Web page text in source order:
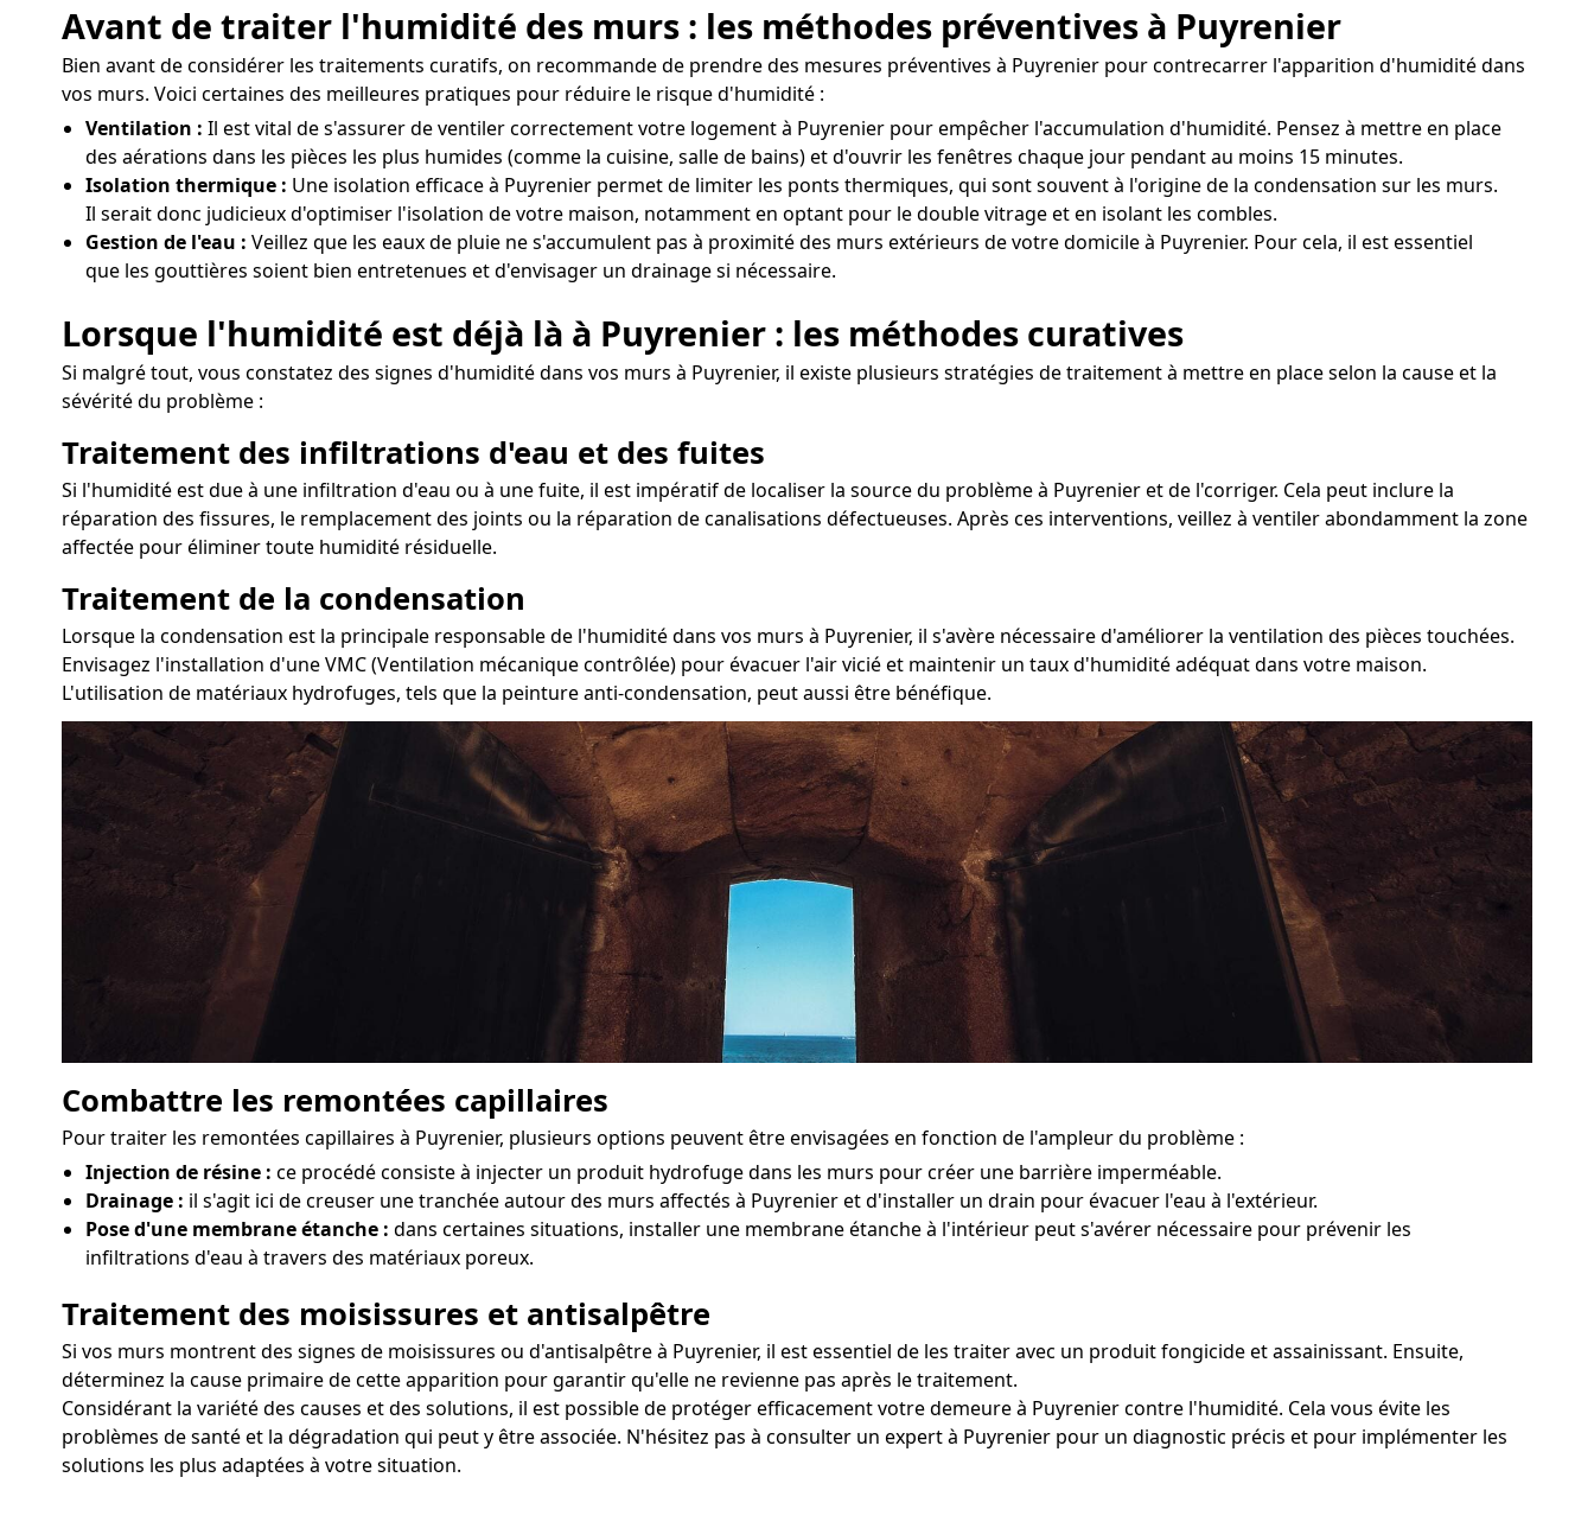
Avant de traiter l'humidité des murs : les méthodes préventives à Puyrenier
Bien avant de considérer les traitements curatifs, on recommande de prendre des mesures préventives à Puyrenier pour contrecarrer l'apparition d'humidité dans
vos murs. Voici certaines des meilleures pratiques pour réduire le risque d'humidité :
Ventilation : Il est vital de s'assurer de ventiler correctement votre logement à Puyrenier pour empêcher l'accumulation d'humidité. Pensez à mettre en place
des aérations dans les pièces les plus humides (comme la cuisine, salle de bains) et d'ouvrir les fenêtres chaque jour pendant au moins 15 minutes.
Isolation thermique : Une isolation efficace à Puyrenier permet de limiter les ponts thermiques, qui sont souvent à l'origine de la condensation sur les murs.
Il serait donc judicieux d'optimiser l'isolation de votre maison, notamment en optant pour le double vitrage et en isolant les combles.
Gestion de l'eau : Veillez que les eaux de pluie ne s'accumulent pas à proximité des murs extérieurs de votre domicile à Puyrenier. Pour cela, il est essentiel
que les gouttières soient bien entretenues et d'envisager un drainage si nécessaire.
Lorsque l'humidité est déjà là à Puyrenier : les méthodes curatives
Si malgré tout, vous constatez des signes d'humidité dans vos murs à Puyrenier, il existe plusieurs stratégies de traitement à mettre en place selon la cause et la
sévérité du problème :
Traitement des infiltrations d'eau et des fuites
Si l'humidité est due à une infiltration d'eau ou à une fuite, il est impératif de localiser la source du problème à Puyrenier et de l'corriger. Cela peut inclure la
réparation des fissures, le remplacement des joints ou la réparation de canalisations défectueuses. Après ces interventions, veillez à ventiler abondamment la zone
affectée pour éliminer toute humidité résiduelle.
Traitement de la condensation
Lorsque la condensation est la principale responsable de l'humidité dans vos murs à Puyrenier, il s'avère nécessaire d'améliorer la ventilation des pièces touchées.
Envisagez l'installation d'une VMC (Ventilation mécanique contrôlée) pour évacuer l'air vicié et maintenir un taux d'humidité adéquat dans votre maison.
L'utilisation de matériaux hydrofuges, tels que la peinture anti-condensation, peut aussi être bénéfique.
Combattre les remontées capillaires
Pour traiter les remontées capillaires à Puyrenier, plusieurs options peuvent être envisagées en fonction de l'ampleur du problème :
Injection de résine : ce procédé consiste à injecter un produit hydrofuge dans les murs pour créer une barrière imperméable.
Drainage : il s'agit ici de creuser une tranchée autour des murs affectés à Puyrenier et d'installer un drain pour évacuer l'eau à l'extérieur.
Pose d'une membrane étanche : dans certaines situations, installer une membrane étanche à l'intérieur peut s'avérer nécessaire pour prévenir les
infiltrations d'eau à travers des matériaux poreux.
Traitement des moisissures et antisalpêtre
Si vos murs montrent des signes de moisissures ou d'antisalpêtre à Puyrenier, il est essentiel de les traiter avec un produit fongicide et assainissant. Ensuite,
déterminez la cause primaire de cette apparition pour garantir qu'elle ne revienne pas après le traitement.
Considérant la variété des causes et des solutions, il est possible de protéger efficacement votre demeure à Puyrenier contre l'humidité. Cela vous évite les
problèmes de santé et la dégradation qui peut y être associée. N'hésitez pas à consulter un expert à Puyrenier pour un diagnostic précis et pour implémenter les
solutions les plus adaptées à votre situation.